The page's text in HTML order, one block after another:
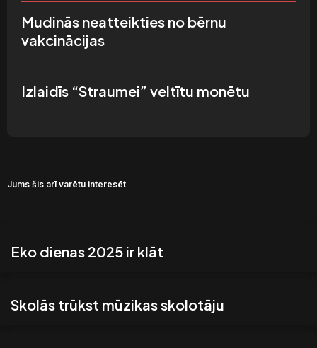
Mudinās neatteikties no bērnu
vakcinācijas
Izlaidīs “Straumei” veltītu monētu
Jums šis arī varētu interesēt
Eko dienas 2025 ir klāt
Skolās trūkst mūzikas skolotāju